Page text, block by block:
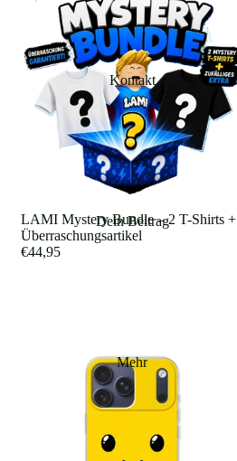
Kontakt
Dein Beitrag
Mehr
LAMI Mystery Bundle – 2 T-Shirts +
Überraschungsartikel
€44,95